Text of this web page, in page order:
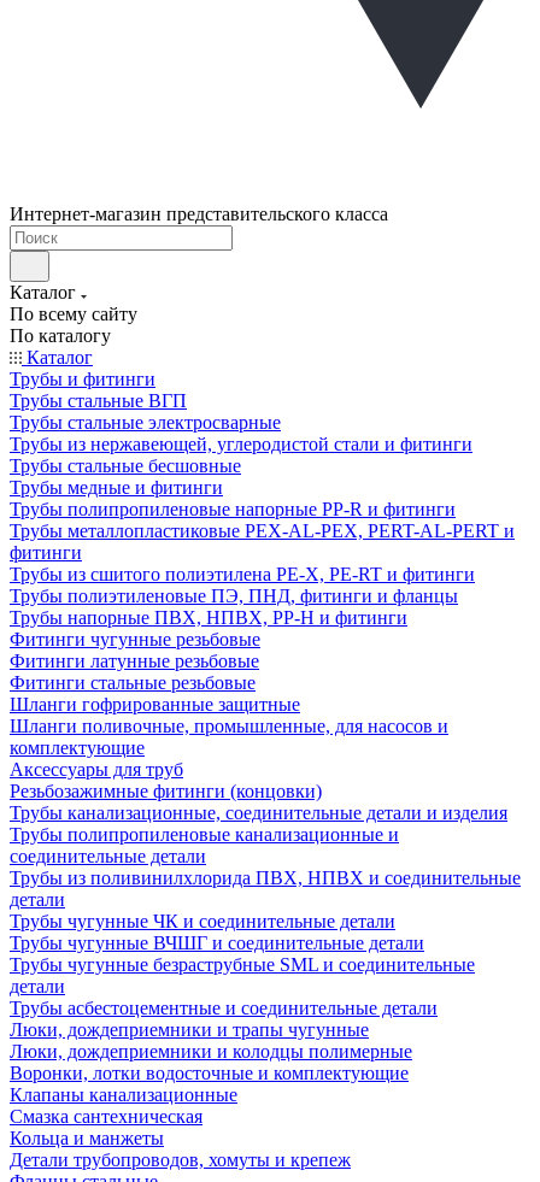
Интернет-магазин представительского класса
Каталог
По всему сайту
По каталогу
Каталог
Трубы и фитинги
Трубы стальные ВГП
Трубы стальные электросварные
Трубы из нержавеющей, углеродистой стали и фитинги
Трубы стальные бесшовные
Трубы медные и фитинги
Трубы полипропиленовые напорные PP-R и фитинги
Трубы металлопластиковые PEX-AL-PEX, PERT-AL-PERT и
фитинги
Трубы из сшитого полиэтилена PE-X, PE-RT и фитинги
Трубы полиэтиленовые ПЭ, ПНД, фитинги и фланцы
Трубы напорные ПВХ, НПВХ, PP-H и фитинги
Фитинги чугунные резьбовые
Фитинги латунные резьбовые
Фитинги стальные резьбовые
Шланги гофрированные защитные
Шланги поливочные, промышленные, для насосов и
комплектующие
Аксессуары для труб
Резьбозажимные фитинги (концовки)
Трубы канализационные, соединительные детали и изделия
Трубы полипропиленовые канализационные и
соединительные детали
Трубы из поливинилхлорида ПВХ, НПВХ и соединительные
детали
Трубы чугунные ЧК и соединительные детали
Трубы чугунные ВЧШГ и соединительные детали
Трубы чугунные безраструбные SML и соединительные
детали
Трубы асбестоцементные и соединительные детали
Люки, дождеприемники и трапы чугунные
Люки, дождеприемники и колодцы полимерные
Воронки, лотки водосточные и комплектующие
Клапаны канализационные
Смазка сантехническая
Кольца и манжеты
Детали трубопроводов, хомуты и крепеж